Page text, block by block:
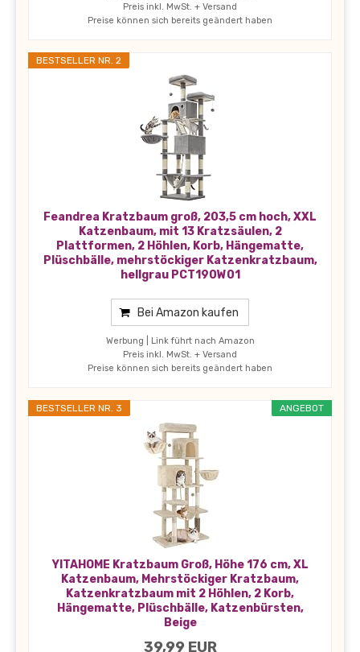
Preis inkl. MwSt. + Versand
Preise können sich bereits geändert haben
BESTSELLER NR. 2
Feandrea Kratzbaum groß, 203,5 cm hoch, XXL
Katzenbaum, mit 13 Kratzsäulen, 2
Plattformen, 2 Höhlen, Korb, Hängematte,
Plüschbälle, mehrstöckiger Katzenkratzbaum,
hellgrau PCT190W01
Bei Amazon kaufen
Werbung | Link führt nach Amazon
Preis inkl. MwSt. + Versand
Preise können sich bereits geändert haben
ANGEBOT
BESTSELLER NR. 3
YITAHOME Kratzbaum Groß, Höhe 176 cm, XL
Katzenbaum, Mehrstöckiger Kratzbaum,
Katzenkratzbaum mit 2 Höhlen, 2 Korb,
Hängematte, Plüschbälle, Katzenbürsten,
Beige
39,99 EUR